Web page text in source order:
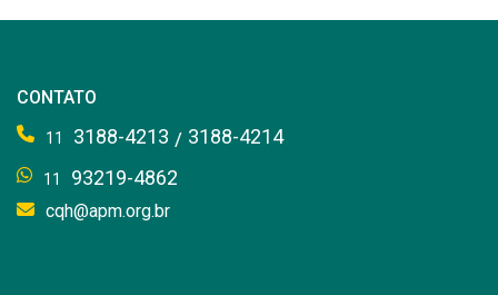
CONTATO
11 3188-4213 / 3188-4214
11 93219-4862
cqh@apm.org.br